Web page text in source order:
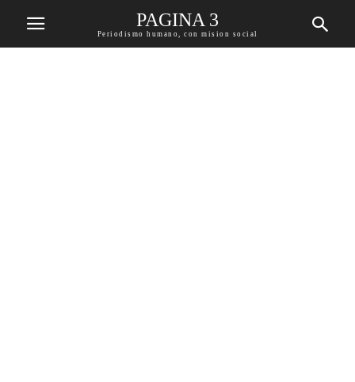
PAGINA 3
Periodismo humano, con mision social